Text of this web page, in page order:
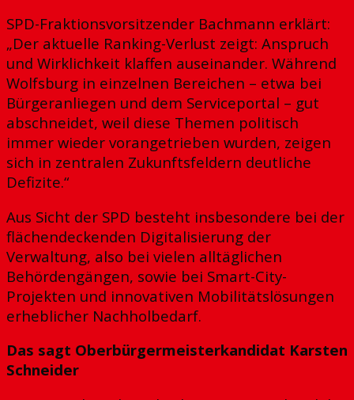
SPD-Fraktionsvorsitzender Bachmann erklärt:
„Der aktuelle Ranking-Verlust zeigt: Anspruch
und Wirklichkeit klaffen auseinander. Während
Wolfsburg in einzelnen Bereichen – etwa bei
Bürgeranliegen und dem Serviceportal – gut
abschneidet, weil diese Themen politisch
immer wieder vorangetrieben wurden, zeigen
sich in zentralen Zukunftsfeldern deutliche
Defizite.“
Aus Sicht der SPD besteht insbesondere bei der
flächendeckenden Digitalisierung der
Verwaltung, also bei vielen alltäglichen
Behördengängen, sowie bei Smart-City-
Projekten und innovativen Mobilitätslösungen
erheblicher Nachholbedarf.
Das sagt Oberbürgermeisterkandidat Karsten
Schneider